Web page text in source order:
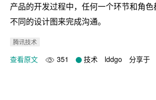
产品的开发过程中，任何一个环节和角
不同的设计图来完成沟通。
腾讯技术
查看原文 351 技术 lddgo 分享于